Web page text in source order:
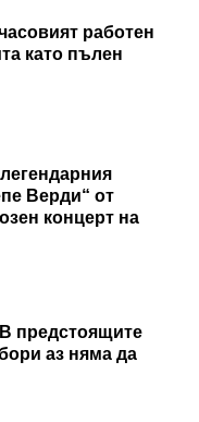
работен
като пълен
Верди“ от
концерт на
предстоящите
аз няма да